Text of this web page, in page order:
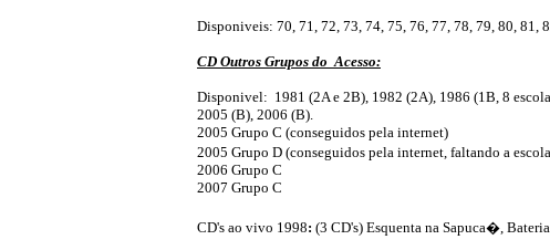
Disponiveis: 70, 71, 72, 73, 74, 75, 76, 77, 78, 79, 80, 81,
CD Outros Grupos do Acesso:
Disponivel: 1981 (2A e 2B), 1982 (2A), 1986 (1B, 8
2005 (B), 2006 (B).
2005 Grupo C (conseguidos pela internet)
2005 Grupo D (conseguidos pela internet, faltando a
2006 Grupo C
2007 Grupo C
CD's ao vivo 1998: (3 CD's) Esquenta na Sapuca�,